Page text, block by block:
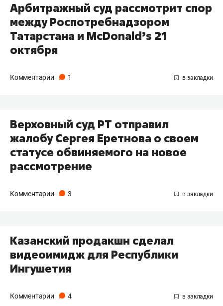
Арбитражный суд рассмотрит спор
между Роспотребнадзором
Татарстана и McDonald’s 21
октября
Комментарии 1
Верховный суд РТ отправил
жалобу Сергея Еретнова о своем
статусе обвиняемого на новое
рассмотрение
Комментарии 3
Казанский продакшн сделал
видеоимидж для Республики
Ингушетия
Комментарии 4